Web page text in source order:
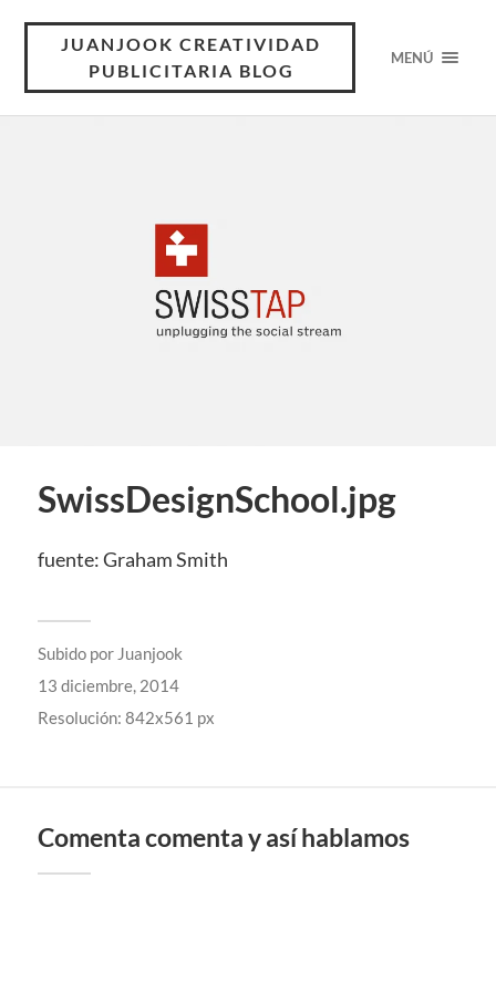
JUANJOOK CREATIVIDAD
PUBLICITARIA BLOG
MENÚ
SwissDesignSchool.jpg
fuente: Graham Smith
Subido por Juanjook
13 diciembre, 2014
Resolución: 842x561 px
Comenta comenta y así hablamos